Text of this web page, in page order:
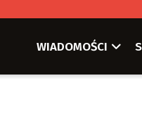
WIADOMOŚCI